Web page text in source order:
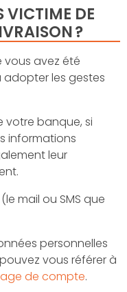
VICTIME DE
?
vous avez été
adopter les gestes
votre banque, si
informations
leur
mail ou SMS que
personnelles
vous référer à
de compte.